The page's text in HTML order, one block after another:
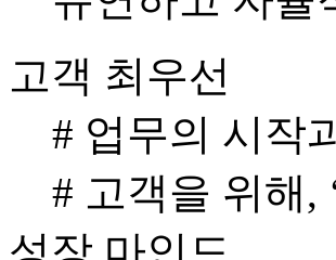
고객 최우선
# 업무의 시작
# 고객을 위해,